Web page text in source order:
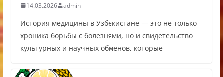
14.03.2026 admin
История медицины в Узбекистане — это не только
хроника борьбы с болезнями, но и свидетельство
культурных и научных обменов, которые